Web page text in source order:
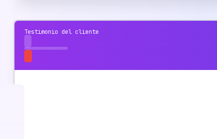
Testimonio del cliente